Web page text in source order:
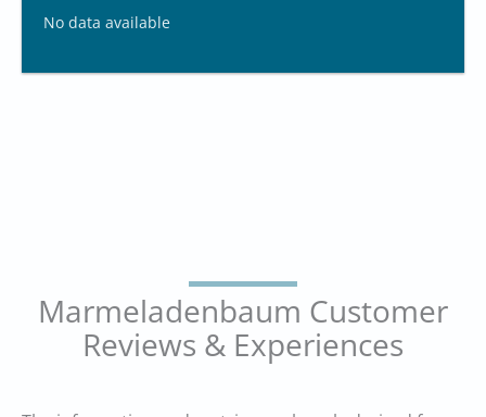
No data available
Marmeladenbaum Customer
Reviews & Experiences